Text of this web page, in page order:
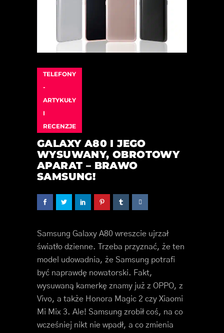
TELEFONY
-
ARTYKUŁY
I
RECENZJE
GALAXY A80 I JEGO
WYSUWANY, OBROTOWY
APARAT – BRAWO
SAMSUNG!
Samsung Galaxy A80 wreszcie ujrzał
światło dzienne. Trzeba przyznać, że ten
model udowadnia, że Samsung potrafi
być naprawdę nowatorski. Fakt,
wysuwaną kamerkę znamy już z OPPO, z
Vivo, a także Honora Magic 2 czy Xiaomi
Mi Mix 3. Ale! Samsung zrobił coś, na co
wcześniej nikt nie wpadł, a co zmienia